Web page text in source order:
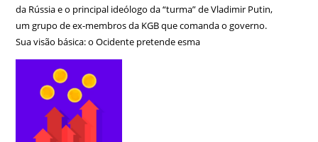
da Rússia e o principal ideólogo da “turma” de Vladimir Putin,
um grupo de ex-membros da KGB que comanda o governo.
Sua visão básica: o Ocidente pretende esma